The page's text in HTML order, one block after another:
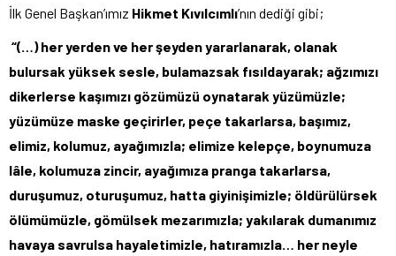
İlk Genel Başkan’ımız Hikmet Kıvılcımlı’nın dediği gibi;
“(…)her yerden ve her şeyden yararlanarak, olanak
bulursak yüksek sesle, bulamazsak fısıldayarak; ağzımızı
dikerlerse kaşımızı gözümüzü oynatarak yüzümüzle;
yüzümüze maske geçirirler, peçe takarlarsa, başımız,
elimiz, kolumuz, ayağımızla; elimize kelepçe, boynumuza
lâle, kolumuza zincir, ayağımıza pranga takarlarsa,
duruşumuz, oturuşumuz, hatta giyinişimizle; öldürülürsek
ölümümüzle, gömülsek mezarımızla; yakılarak dumanımız
havaya savrulsa hayaletimizle, hatıramızla… her neyle